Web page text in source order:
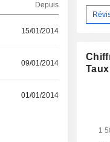
Depuis
15/01/2014
09/01/2014
01/01/2014